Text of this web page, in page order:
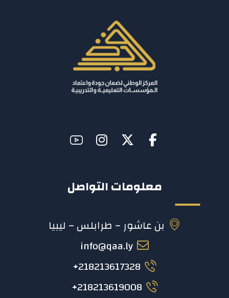
معلومات التواصل
بن عاشور – طرابلس – ليبيا
info@qaa.ly
218213617328+
218213619008+